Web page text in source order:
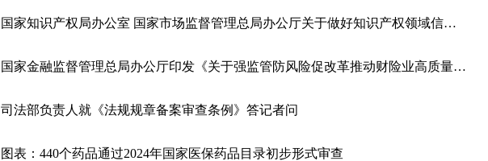
国家知识产权局办公室 国家市场监督管理总局办公厅关于做好知识产权领域信用监管工作的通知
国家金融监督管理总局办公厅印发《关于强监管防风险促改革推动财险业高质量发展行动方案》的通知
司法部负责人就《法规规章备案审查条例》答记者问
图表：440个药品通过2024年国家医保药品目录初步形式审查